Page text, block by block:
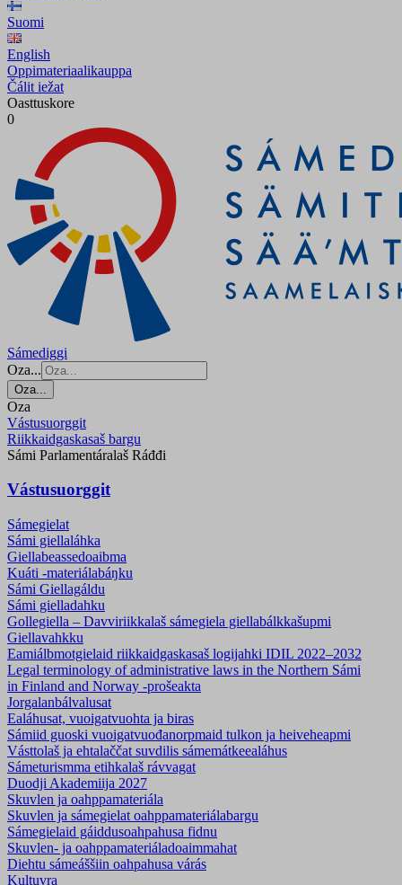
Suomi
English
Oppimateriaalikauppa
Čálit iežat
Oasttuskore
0
Sámediggi
Oza...
Oza...
Oza
Vástusuorggit
Riikkaidgaskasaš bargu
Sámi Parlamentáralaš Ráđđi
Vástusuorggit
Sámegielat
Sámi giellaláhka
Giellabeassedoaibma
Kuáti -materiálabáŋku
Sámi Giellagáldu
Sámi gielladahku
Gollegiella – Davviriikkalaš sámegiela giellabálkkašupmi
Giellavahkku
Eamiálbmotgielaid riikkaidgaskasaš logijahki IDIL 2022–2032
Legal terminology of administrative laws in the Northern Sámi
in Finland and Norway -prošeakta
Jorgalanbálvalusat
Ealáhusat, vuoigatvuohta ja biras
Sámiid guoski vuoigatvuođanorpmaid tulkon ja heiveheapmi
Vásttolaš ja ehtalaččat suvdilis sámemátkeealáhus
Sámeturismma etihkalaš rávvagat
Duodji Akademiija 2027
Skuvlen ja oahppamateriála
Skuvlen ja sámegielat oahppamateriálabargu
Sámegielaid gáiddusoahpahusa fidnu
Skuvlen- ja oahppamateriála­doaimmahat
Diehtu sámeáššiin oahpahusa várás
Kultuvra